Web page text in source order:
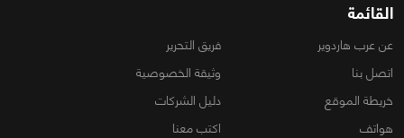
القائمة
عن عرب هاردوير
فريق التحرير
اتصل بنا
وثيقة الخصوصية
خريطة الموقع
دليل الشركات
هواتف
اكتب معنا